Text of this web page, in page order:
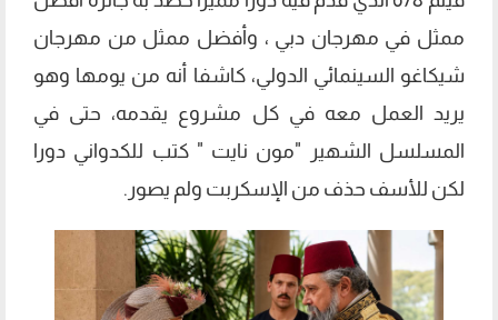
ممثل في مهرجان دبي ، وأفضل ممثل من مهرجان
شيكاغو السينمائي الدولي، كاشفا أنه من يومها وهو
يريد العمل معه في كل مشروع يقدمه، حتى في
المسلسل الشهير "مون نايت " كتب للكدواني دورا
لكن للأسف حذف من الإسكربت ولم يصور.